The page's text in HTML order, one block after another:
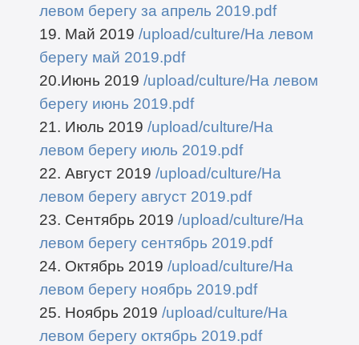
левом берегу за апрель 2019.pdf
19. Май 2019 /upload/culture/На левом
берегу май 2019.pdf
20.Июнь 2019 /upload/culture/На левом
берегу июнь 2019.pdf
21. Июль 2019 /upload/culture/На
левом берегу июль 2019.pdf
22. Август 2019 /upload/culture/На
левом берегу август 2019.pdf
23. Сентябрь 2019 /upload/culture/На
левом берегу сентябрь 2019.pdf
24. Октябрь 2019 /upload/culture/На
левом берегу ноябрь 2019.pdf
25. Ноябрь 2019 /upload/culture/На
левом берегу октябрь 2019.pdf